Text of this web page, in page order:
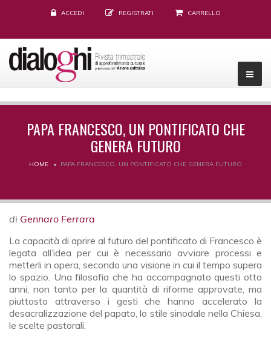
ACCEDI REGISTRATI CARRELLO
PAPA FRANCESCO, UN PONTIFICATO CHE
GENERA FUTURO
HOME PAPA FRANCESCO, UN PONTIFICATO CHE GENERA FUTURO
di Gennaro Ferrara
La capacità di aprire al futuro del pontificato di Francesco è
legata all’idea per cui è necessario avviare processi e
metterli in opera, secondo una visione in cui il tempo supera
lo spazio. Una filosofia che ha accompagnato questi otto
anni, non tanto per la quantità di riforme approvate, ma
piuttosto attraverso i gesti che hanno accelerato la
desacralizzazione del papato, lo stile sinodale nella Chiesa,
le scelte pastorali.